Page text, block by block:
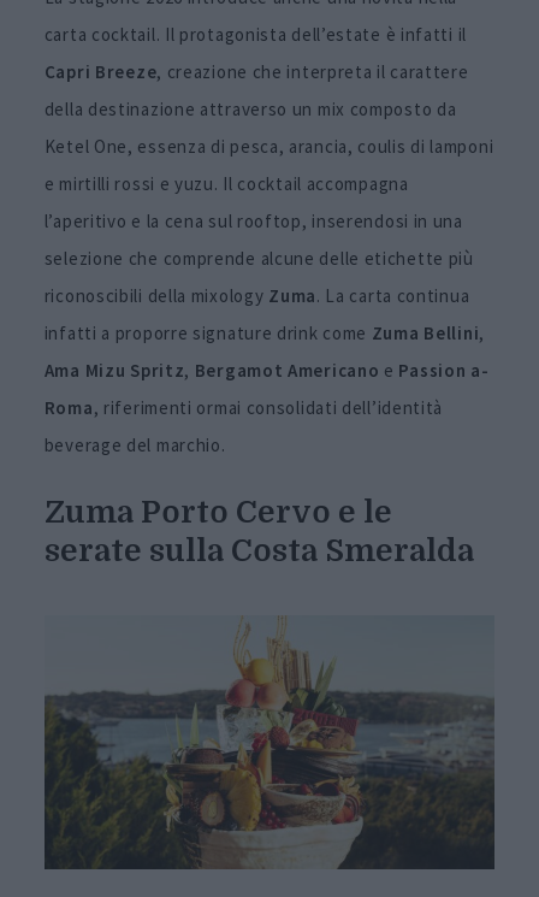
carta cocktail. Il protagonista dell’estate è infatti il
Capri Breeze, creazione che interpreta il carattere
della destinazione attraverso un mix composto da
Ketel One, essenza di pesca, arancia, coulis di lamponi
e mirtilli rossi e yuzu. Il cocktail accompagna
l’aperitivo e la cena sul rooftop, inserendosi in una
selezione che comprende alcune delle etichette più
riconoscibili della mixology Zuma. La carta continua
infatti a proporre signature drink come Zuma Bellini,
Ama Mizu Spritz, Bergamot Americano e Passion a-
Roma, riferimenti ormai consolidati dell’identità
beverage del marchio.
Zuma Porto Cervo e le
serate sulla Costa Smeralda